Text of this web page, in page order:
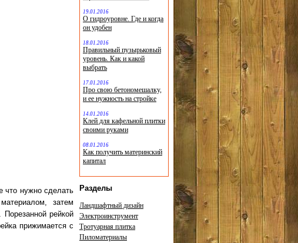
что нужно сделать
затем
рейкой
прижимается с
19.01.2016
О гидроуровне. Где и когда
он удобен
18.01.2016
Правильный пузырьковый
уровень. Как и какой
выбрать
17.01.2016
Про свою бетономешалку,
и ее нужность на стройке
14.01.2016
Клей для кафельной плитки
своими руками
08.01.2016
Как получить материнский
капитал
Разделы
Ландшафтный дизайн
Электроинструмент
Тротуарная плитка
Пиломатериалы